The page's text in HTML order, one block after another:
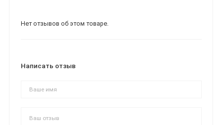
Нет отзывов об этом товаре.
Написать отзыв